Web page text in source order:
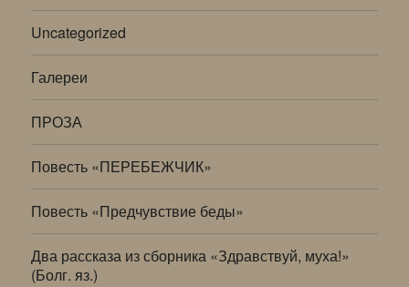
Uncategorized
Галереи
ПРОЗА
Повесть «ПЕРЕБЕЖЧИК»
Повесть «Предчувствие беды»
Два рассказа из сборника «Здравствуй, муха!»
(Болг. яз.)